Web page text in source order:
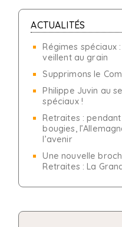
ACTUALITÉS
Régimes spéciaux
veillent au grain
Supprimons le
Philippe Juvin au
spéciaux !
Retraites :
bougies,
l’avenir
Une nouvelle
Retraites : La